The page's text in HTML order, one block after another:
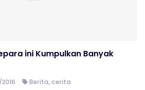
ini Kumpulkan Banyak
Berita,cerita